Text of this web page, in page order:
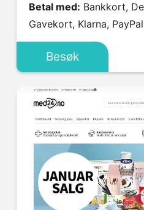
Betal med:
Gavekort, Klarna,
Besøk